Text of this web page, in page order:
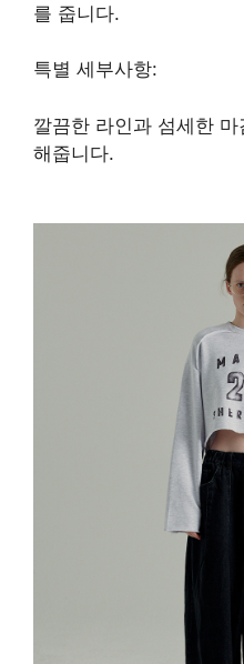
를 줍니다.
특별 세부사항:
깔끔한 라인과 섬세한
해줍니다.